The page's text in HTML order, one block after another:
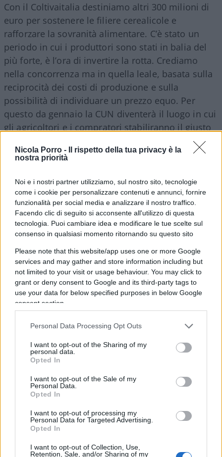
Nicola Porro -
Il rispetto della tua privacy è la
nostra priorità
Noi e i nostri partner utilizziamo, sul nostro sito, tecnologie
come i cookie per personalizzare contenuti e annunci, fornire
funzionalità per social media e analizzare il nostro traffico.
Facendo clic di seguito si acconsente all'utilizzo di questa
tecnologia. Puoi cambiare idea e modificare le tue scelte sul
consenso in qualsiasi momento ritornando su questo sito
Please note that this website/app uses one or more Google
services and may gather and store information including but
not limited to your visit or usage behaviour. You may click to
grant or deny consent to Google and its third-party tags to
use your data for below specified purposes in below Google
consent section.
Personal Data Processing Opt Outs
I want to opt-out of the Sharing of my
personal data.
Opted In
I want to opt-out of the Sale of my
Personal Data.
Opted In
I want to opt-out of processing my
Personal Data for Targeted Advertising.
Opted In
I want to opt-out of Collection, Use,
Retention, Sale, and/or Sharing of my
Con il Coltivaitalia destiniamo altri 300 milioni di
euro per sostenere le filiere cerealicole e
rafforzare la sovranità alimentare. C’è stato un
periodo in cui i produttori sono stati in balia del
più forte, è l’ora di invertire la rotta. Crediamo
nella concorrenza ma in quella leale, basata sulla
reciprocità dei costi di produzione e sulla
possibilità di individuare un prezzo equo. Per
questo da gennaio la CUN diventerà il luogo in cui
gli agricoltori e i compratori stabiliranno il giusto
prezzo del grano. Serve trasparenza e correttezza
nei rapporti di filiera e per questo avvieremo
Il ministro ha poi ribadito che “il governo Meloni è
quello che ha investito di più nel sostegno agli
agricoltori, all’agricoltura e nella valorizzazione del
grano duro italiano e continueremo in questo
lavoro. Con queste misure vogliamo dare certezze
ai nostri agricoltori e rafforzare la competitività
della filiera cerealicola italiana”.
Leggi anche:
Il green deal europeo è inutile e inquinante
L’Europa si fuma il cervello
Nutriscore, vittoria italiana? “L’Ue pronta a
eliminarlo”
Pnrr, fondi record e nuove
opportunità